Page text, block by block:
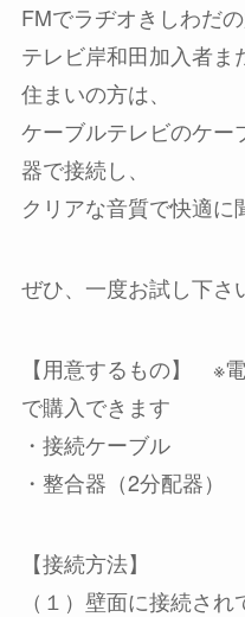
FMでラヂオきしわだ
テレビ岸和田加入者ま
住まいの方は、
ケーブルテレビのケー
器で接続し、
クリアな音質で快適に
ぜひ、一度お試し下さ
【用意するもの】 ※
で購入できます
・接続ケーブル
・整合器（2分配器）
【接続方法】
（１）壁面に接続さ